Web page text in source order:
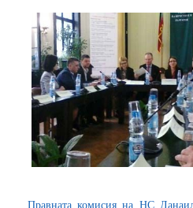
Правната комисия на НС